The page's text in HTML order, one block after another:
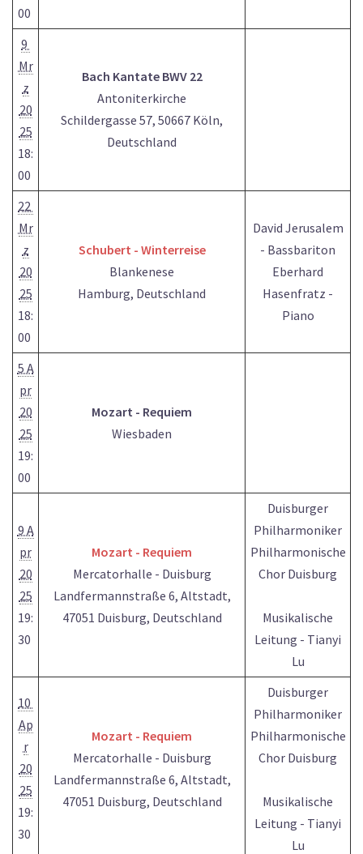
00
9
Mr
z
20
25
18:
00
Bach Kantate BWV 22
Antoniterkirche
Schildergasse 57, 50667 Köln,
Deutschland
22
Mr
z
20
25
18:
00
Schubert - Winterreise
Blankenese
Hamburg, Deutschland
David Jerusalem
- Bassbariton
Eberhard
Hasenfratz -
Piano
5 A
pr
20
25
19:
00
Mozart - Requiem
Wiesbaden
9 A
pr
20
25
19:
30
Mozart - Requiem
Mercatorhalle - Duisburg
Landfermannstraße 6, Altstadt,
47051 Duisburg, Deutschland
Duisburger
Philharmoniker
Philharmonische
Chor Duisburg
Musikalische
Leitung - Tianyi
Lu
10
Ap
r
20
25
19:
30
Mozart - Requiem
Mercatorhalle - Duisburg
Landfermannstraße 6, Altstadt,
47051 Duisburg, Deutschland
Duisburger
Philharmoniker
Philharmonische
Chor Duisburg
Musikalische
Leitung - Tianyi
Lu